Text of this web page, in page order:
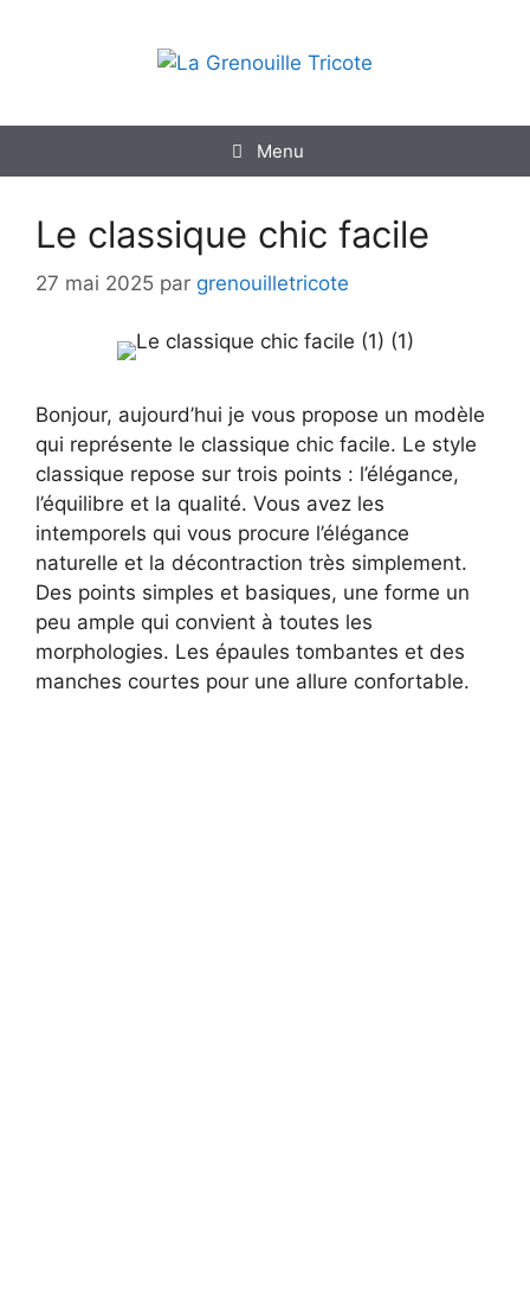
Menu
Le classique chic facile
27 mai 2025 par grenouilletricote
Bonjour, aujourd’hui je vous propose un modèle
qui représente le classique chic facile. Le style
classique repose sur trois points : l’élégance,
l’équilibre et la qualité. Vous avez les
intemporels qui vous procure l’élégance
naturelle et la décontraction très simplement.
Des points simples et basiques, une forme un
peu ample qui convient à toutes les
morphologies. Les épaules tombantes et des
manches courtes pour une allure confortable.